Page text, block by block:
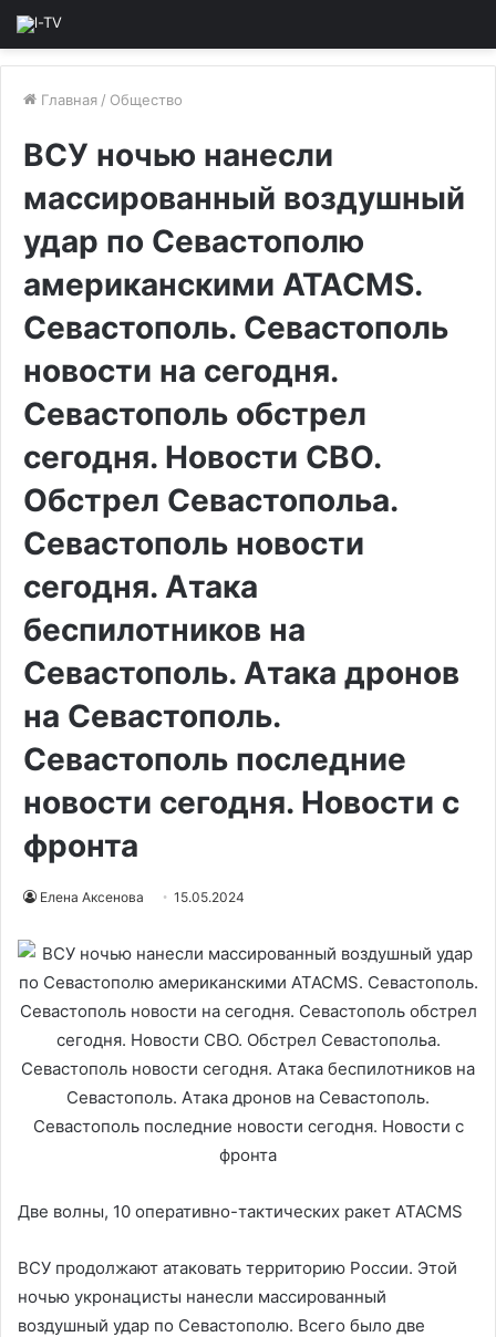
Главная / Общество
ВСУ ночью нанесли
массированный воздушный
удар по Севастополю
американскими ATACMS.
Севастополь. Севастополь
новости на сегодня.
Севастополь обстрел
сегодня. Новости СВО.
Обстрел Севастопольа.
Севастополь новости
сегодня. Атака
беспилотников на
Севастополь. Атака дронов
на Севастополь.
Севастополь последние
новости сегодня. Новости с
фронта
Елена Аксенова 15.05.2024
Две волны, 10 оперативно-тактических ракет ATACMS
ВСУ продолжают атаковать территорию России. Этой
ночью укронацисты нанесли массированный
воздушный удар по Севастополю. Всего было две